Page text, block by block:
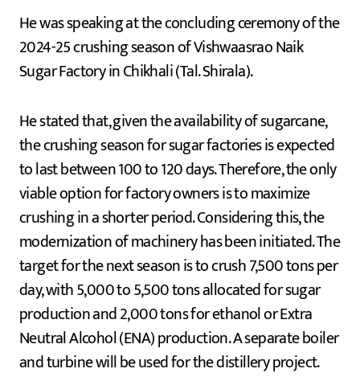
He was speaking at the concluding ceremony of the
2024-25 crushing season of Vishwaasrao Naik
Sugar Factory in Chikhali (Tal. Shirala).
He stated that, given the availability of sugarcane,
the crushing season for sugar factories is expected
to last between 100 to 120 days. Therefore, the only
viable option for factory owners is to maximize
crushing in a shorter period. Considering this, the
modernization of machinery has been initiated. The
target for the next season is to crush 7,500 tons per
day, with 5,000 to 5,500 tons allocated for sugar
production and 2,000 tons for ethanol or Extra
Neutral Alcohol (ENA) production. A separate boiler
and turbine will be used for the distillery project.